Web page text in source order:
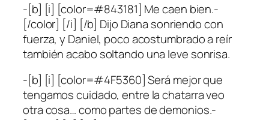
-[b] [i] [color=#843181] Me caen bien.-
[/color] [/i] [/b] Dijo Diana sonriendo con
fuerza, y Daniel, poco acostumbrado a reír
también acabo soltando una leve sonrisa.
-[b] [i] [color=#4F5360] Será mejor que
tengamos cuidado, entre la chatarra veo
otra cosa… como partes de demonios.-